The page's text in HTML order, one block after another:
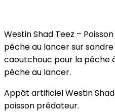
Westin Shad Teez –
pêche au lancer sur
caoutchouc pour la pêche
pêche au lancer.
Appât artificiel Westin
poisson prédateur.